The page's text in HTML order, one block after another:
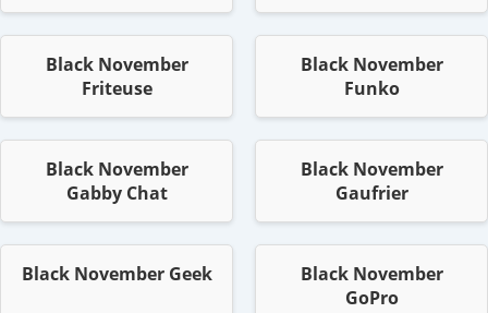
Black November
Friteuse
Black November
Funko
Black November
Gabby Chat
Black November
Gaufrier
Black November Geek
Black November
GoPro